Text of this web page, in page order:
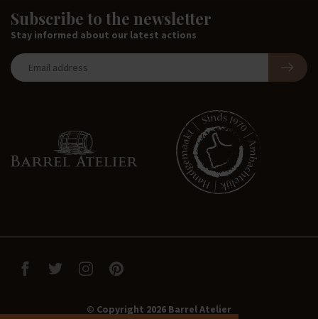
Subscribe to the newsletter
Stay informed about our latest actions
© Copyright 2026 Barrel Atelier